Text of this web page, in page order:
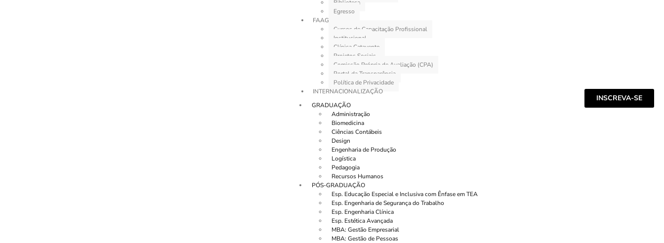
Biblioteca
Egresso
FAAG
Cursos de Capacitação Profissional
Institucional
Clínica Catavento
Projetos Sociais
Comissão Própria de Avaliação (CPA)
Portal da Transparência
Política de Privacidade
INTERNACIONALIZAÇÃO
GRADUAÇÃO
Administração
Biomedicina
Ciências Contábeis
Design
Engenharia de Produção
Logística
Pedagogia
Recursos Humanos
PÓS-GRADUAÇÃO
Esp. Educação Especial e Inclusiva com Ênfase em TEA
Esp. Engenharia de Segurança do Trabalho
Esp. Engenharia Clínica
Esp. Estética Avançada
MBA: Gestão Empresarial
MBA: Gestão de Pessoas
INSCREVA-SE